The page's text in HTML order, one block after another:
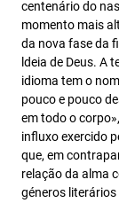
centenário do
momento mais
da nova fase da
ldeia de Deus. A
idioma tem o
pouco e pouco
em todo o
influxo exercido
que, em
relação da alma
géneros